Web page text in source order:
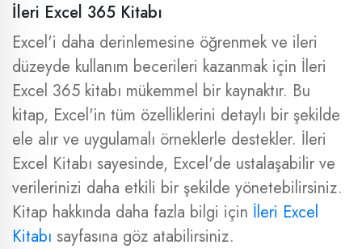
İleri Excel 365 Kitabı
Excel'i daha derinlemesine öğrenmek ve ileri
düzeyde kullanım becerileri kazanmak için İleri
Excel 365 kitabı mükemmel bir kaynaktır. Bu
kitap, Excel'in tüm özelliklerini detaylı bir şekilde
ele alır ve uygulamalı örneklerle destekler. İleri
Excel Kitabı sayesinde, Excel'de ustalaşabilir ve
verilerinizi daha etkili bir şekilde yönetebilirsiniz.
Kitap hakkında daha fazla bilgi için İleri Excel
Kitabı sayfasına göz atabilirsiniz.